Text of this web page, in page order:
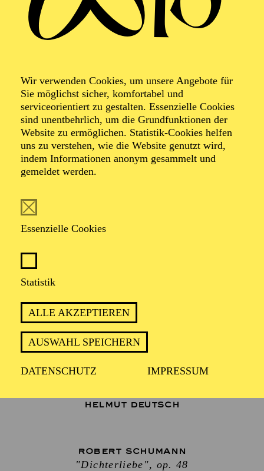
Wir verwenden Cookies, um unsere Angebote für
Sie möglichst sicher, komfortabel und
serviceorientiert zu gestalten. Essenzielle Cookies
sind unentbehrlich, um die Grundfunktionen der
Website zu ermöglichen. Statistik-Cookies helfen
uns zu verstehen, wie die Website genutzt wird,
indem Informationen anonym gesammelt und
gemeldet werden.
Essenzielle Cookies
Statistik
ALLE AKZEPTIEREN
AUSWAHL SPEICHERN
DATENSCHUTZ IMPRESSUM
Schumann
Dichterliebe
2 Stunden, inkl. Pause
BO WANG
HELMUT DEUTSCH
ROBERT SCHUMANN
"Dichterliebe", op. 48